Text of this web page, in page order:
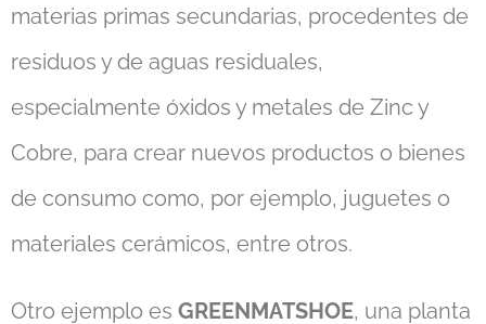
materias primas secundarias, procedentes de
residuos y de aguas residuales,
especialmente óxidos y metales de Zinc y
Cobre, para crear nuevos productos o bienes
de consumo como, por ejemplo, juguetes o
materiales cerámicos, entre otros.
Otro ejemplo es GREENMATSHOE, una planta